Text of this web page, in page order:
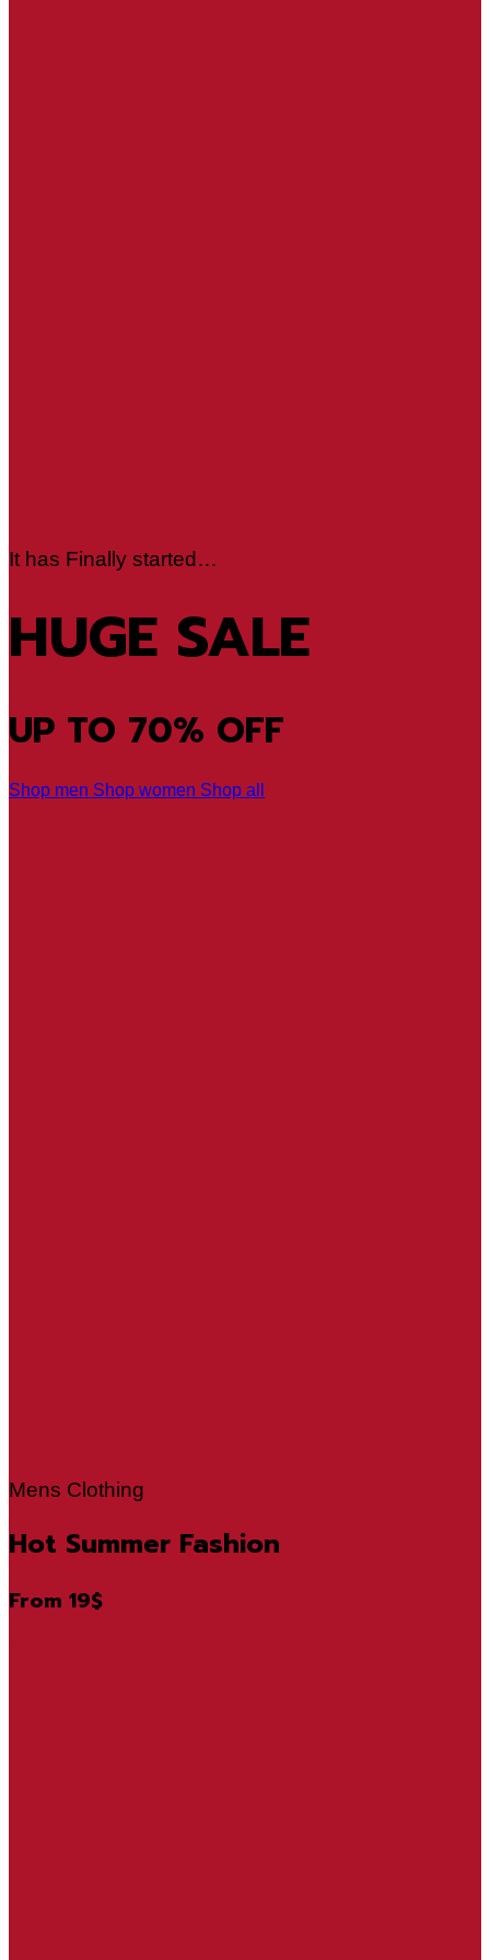
It has Finally started…
HUGE SALE
UP TO 70% OFF
Shop men Shop women Shop all
Mens Clothing
Hot Summer Fashion
From 19$